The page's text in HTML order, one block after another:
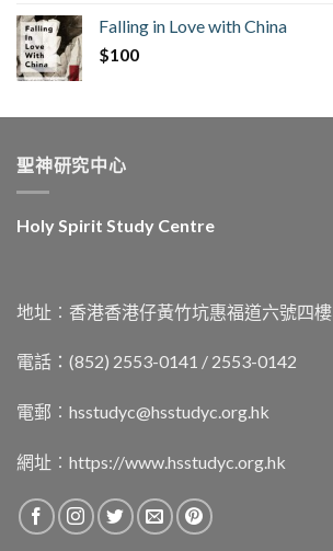
Falling in Love with China
$100
聖神研究中心
Holy Spirit Study Centre
地址︰香港香港仔黃竹坑惠福道六號四樓
電話：(852) 2553-0141 / 2553-0142
電郵︰ hsstudyc@hsstudyc.org.hk
網址︰ https://www.hsstudyc.org.hk